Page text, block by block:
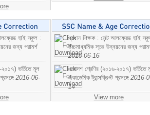
হাই স্কুল :
জন্য পরামর্শ
ভর্তিতে মূল
2016-06-
প্রধান শিক্ষক : সেন্ট আলফ্রেড হাই
উচ্চমাধ্যমিক স্তর উন্নয়নের জন্য
2016-06-16
একাদশ শ্রেণির (২০১৬-২০১৭) ভর্তিতে
একাডেমিক ট্রান্সক্রিপ্ট প্রসঙ্গে 2016-
14
View more